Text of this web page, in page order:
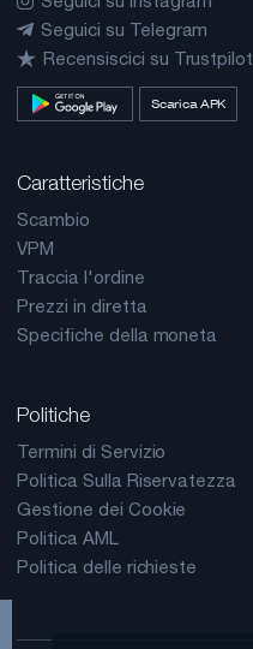
Seguici su Telegram
Recensiscici su Trustpilot
Scarica APK
Caratteristiche
Scambio
VPM
Traccia l'ordine
Prezzi in diretta
Specifiche della moneta
Politiche
Termini di Servizio
Politica Sulla Riservatezza
Gestione dei Cookie
Politica AML
Politica delle richieste